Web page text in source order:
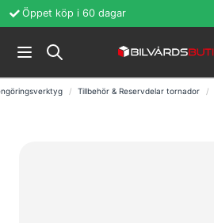
Öppet köp i 60 dagar
Tillbehör & Reservdelar tornador